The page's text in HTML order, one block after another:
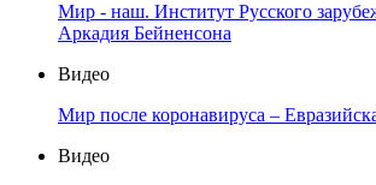
Мир - наш. Институт Русского
Аркадия Бейненсона
Видео
Мир после коронавируса –
Видео